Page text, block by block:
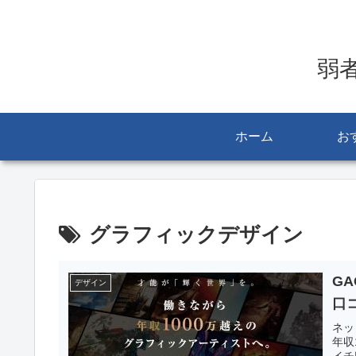
弱
ホーム お
グラフィックデザイン
デザイン
口
ネ
年